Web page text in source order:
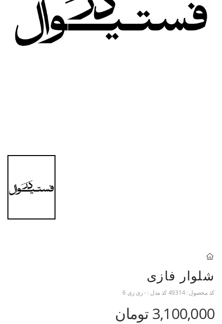
شلوار فازی
کد محصول :49314کد مدل :- زی زی 6
3,100,000 تومان